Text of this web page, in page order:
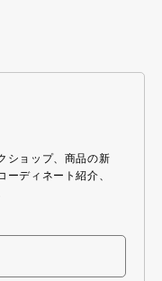
ショップ、商品の新
ディネート紹介、